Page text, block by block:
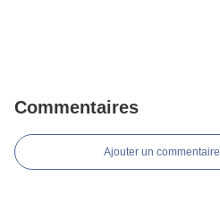
Commentaires
Ajouter un commentaire